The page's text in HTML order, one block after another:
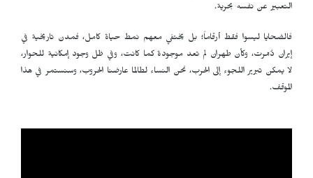
التعبير عن نفسه بحرية.
فالضحايا ليسوا فقط أرقاماً؛ بل يختفي معهم نمط حياة كامل، فمدن تاريخية في
إيران دُمّرت، وكأن طهران لم تعد موجودة كما كانت، وفي ظل وجود إمكانية للحوار،
لا يمكن تبرير اللجوء إلى الحرب، نحن النساء لطالما عارضنا الحروب، وسنستمر في هذا
الموقف.